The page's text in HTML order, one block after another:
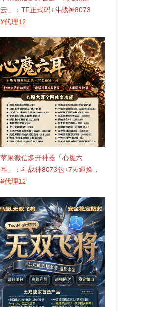
云」：TF正式码+斗战神8073
包，7天退换认准拍拍卡激活码
¥代理12
苹果微信多开神器「心魔六
耳」：斗战神8073包+7天退换，
认准拍拍卡激活码商城
¥代理12